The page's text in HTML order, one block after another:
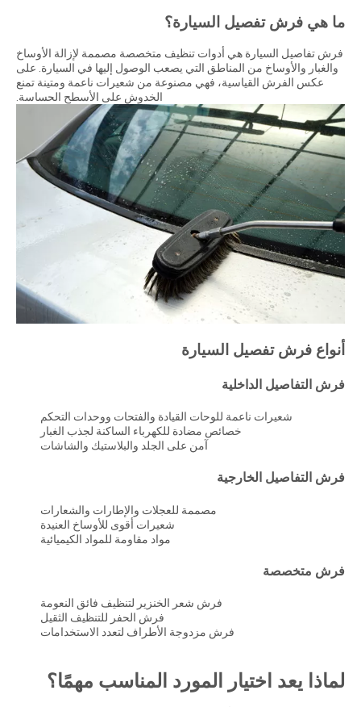
ما هي فرش تفصيل السيارة؟
فرش تفاصيل السيارة هي أدوات تنظيف متخصصة مصممة لإزالة الأوساخ
والغبار والأوساخ من المناطق التي يصعب الوصول إليها في السيارة. على
عكس الفرش القياسية، فهي مصنوعة من شعيرات ناعمة ومتينة تمنع
الخدوش على الأسطح الحساسة.
أنواع فرش تفصيل السيارة
فرش التفاصيل الداخلية
شعيرات ناعمة للوحات القيادة والفتحات ووحدات التحكم
خصائص مضادة للكهرباء الساكنة لجذب الغبار
آمن على الجلد والبلاستيك والشاشات
فرش التفاصيل الخارجية
مصممة للعجلات والإطارات والشعارات
شعيرات أقوى للأوساخ العنيدة
مواد مقاومة للمواد الكيميائية
فرش متخصصة
فرش شعر الخنزير لتنظيف فائق النعومة
فرش الحفر للتنظيف الثقيل
فرش مزدوجة الأطراف لتعدد الاستخدامات
لماذا يعد اختيار المورد المناسب مهمًا؟